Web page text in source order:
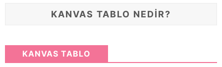
KANVAS TABLO NEDİR?
KANVAS TABLO